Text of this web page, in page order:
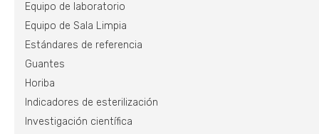
Equipo de laboratorio
Equipo de Sala Limpia
Estándares de referencia
Guantes
Horiba
Indicadores de esterilización
Investigación científica